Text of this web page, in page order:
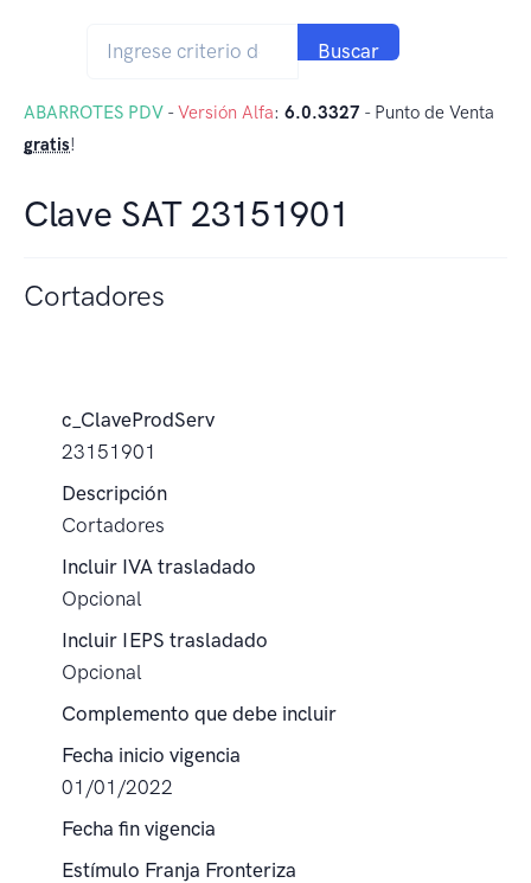
Buscar
ABARROTES PDV -Versión Alfa: 6.0.3327 - Punto de Venta
gratis!
Clave SAT 23151901
Cortadores
c_ClaveProdServ
23151901
Descripción
Cortadores
Incluir IVA trasladado
Opcional
Incluir IEPS trasladado
Opcional
Complemento que debe incluir
Fecha inicio vigencia
01/01/2022
Fecha fin vigencia
Estímulo Franja Fronteriza